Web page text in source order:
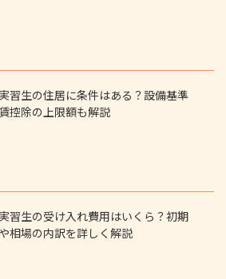
習生の住居に条件はある？設備基準
控除の上限額も解説
習生の受け入れ費用はいくら？初期
相場の内訳を詳しく解説